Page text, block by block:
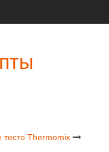
тесто Thermomix